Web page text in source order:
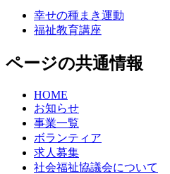
幸せの種まき運動
福祉教育講座
ページの共通情報
HOME
お知らせ
事業一覧
ボランティア
求人募集
社会福祉協議会について